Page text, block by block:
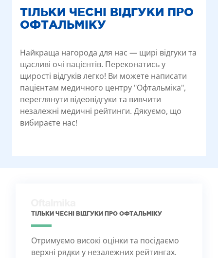
ТІЛЬКИ ЧЕСНІ ВІДГУКИ ПРО
ОФТАЛЬМІКУ
Найкраща нагорода для нас — щирі відгуки та
щасливі очі пацієнтів. Переконатись у
щирості відгуків легко! Ви можете написати
пацієнтам медичного центру "Офтальміка",
переглянути відеовідгуки та вивчити
незалежні медичні рейтинги. Дякуємо, що
вибираєте нас!
ТІЛЬКИ ЧЕСНІ ВІДГУКИ ПРО ОФТАЛЬМІКУ
Отримуємо високі оцінки та посідаємо
верхні рядки у незалежних рейтингах.